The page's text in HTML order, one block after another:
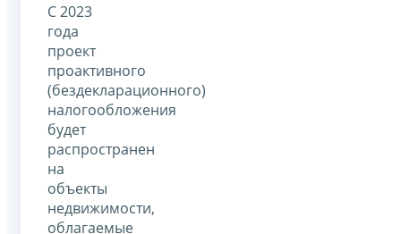
С 2023
года
проект
проактивного
(бездекларационного)
налогообложения
будет
распространен
на
объекты
недвижимости,
облагаемые